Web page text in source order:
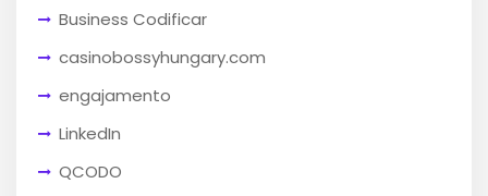
Business Codificar
casinobossyhungary.com
engajamento
LinkedIn
QCODO